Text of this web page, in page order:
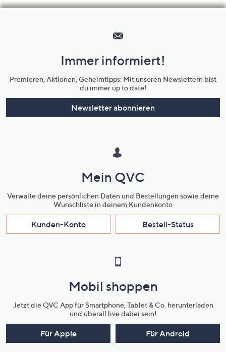
Unternehmensinformationen
Immer informiert!
Premieren, Aktionen, Geheimtipps: Mit unseren Newslettern bist
du immer up to date!
Newsletter abonnieren
Mein QVC
Verwalte deine persönlichen Daten und Bestellungen sowie deine
Wunschliste in deinem Kundenkonto
Kunden-Konto Bestell-Status
Mobil shoppen
Jetzt die QVC App für Smartphone, Tablet & Co. herunterladen
und überall live dabei sein!
Für Apple Für Android